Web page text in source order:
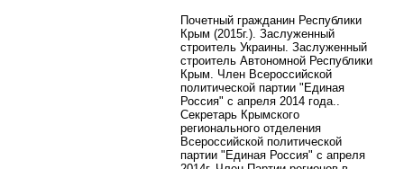
Почетный гражданин Республики
Крым (2015г.). Заслуженный
строитель Украины. Заслуженный
строитель Автономной Республики
Крым. Член Всероссийской
политической партии "Единая
Россия" с апреля 2014 года..
Секретарь Крымского
регионального отделения
Всероссийской политической
партии "Единая Россия" с апреля